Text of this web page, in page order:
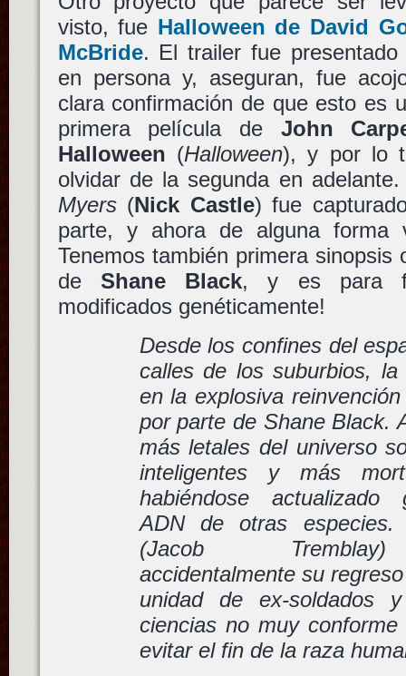
visto, fue Halloween de David
McBride. El trailer fue
en persona y, aseguran, fue
clara confirmación de que esto es
primera película de John
Halloween (Halloween), y por lo
olvidar de la segunda en
Myers(Nick Castle) fue
parte, y ahora de alguna forma
Tenemos también primera sinopsis
de Shane Black, y es para
modificados genéticamente!
Desde los confines del
calles de los suburbios,
en la explosiva
por parte de Shane Black.
más letales del universo
inteligentes y más
habiéndose actualizado
ADN de otras especies.
(Jacob Tremblay)
accidentalmente su
unidad de ex-soldados
ciencias no muy
evitar el fin de la raza